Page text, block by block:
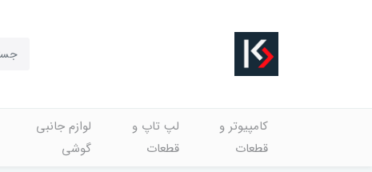
کامپیوتر و
قطعات
لپ تاپ و
قطعات
لوازم جانبی
گوشی